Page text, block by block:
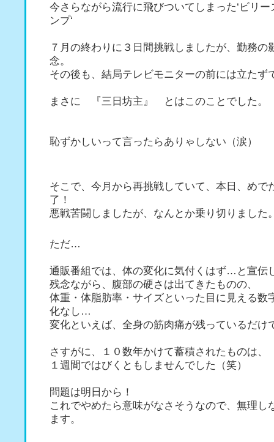
今さらながら流行に飛びついてしまった‘ビリ
ンプ‘
７月の終わりに３日間挑戦しましたが、勤務の
念。
その後も、結局テレビモニターの前には立た
まさに 『三日坊主』 とはこのことでした。
恥ずかしいって言ったらありゃしない（涙）
そこで、今月から再挑戦していて、本日、めで
了！
悪戦苦闘しましたが、なんとか乗り切りました
ただ…
通販番組では、体の変化に気付くはず…と宣伝
残念ながら、腹部の硬さは出てきたものの、
体重・体脂肪率・サイズといった目に見える数
化なし…
変化といえば、全身の筋肉痛が残っているだけ
さすがに、１０数年かけて蓄積されたものは、
１週間ではびくともしませんでした（笑）
問題は明日から！
これでやめたら意味がなさそうなので、無理し
ます。